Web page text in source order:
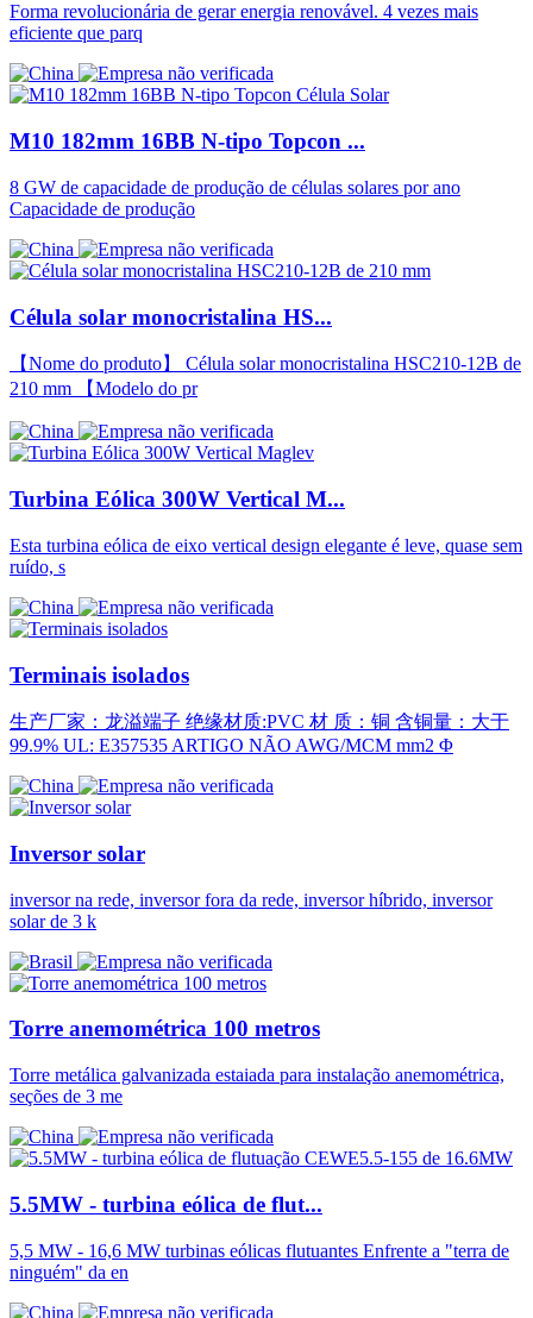
Forma revolucionária de gerar energia renovável. 4 vezes mais
eficiente que parq
M10 182mm 16BB N-tipo Topcon ...
8 GW de capacidade de produção de células solares por ano
Capacidade de produção
Célula solar monocristalina HS...
【Nome do produto】 Célula solar monocristalina HSC210-12B de
210 mm 【Modelo do pr
Turbina Eólica 300W Vertical M...
Esta turbina eólica de eixo vertical design elegante é leve, quase sem
ruído, s
Terminais isolados
生产厂家：龙溢端子 绝缘材质:PVC 材 质：铜 含铜量：大于
99.9% UL: E357535 ARTIGO NÃO AWG/MCM mm2 Φ
Inversor solar
inversor na rede, inversor fora da rede, inversor híbrido, inversor
solar de 3 k
Torre anemométrica 100 metros
Torre metálica galvanizada estaiada para instalação anemométrica,
seções de 3 me
5.5MW - turbina eólica de flut...
5,5 MW - 16,6 MW turbinas eólicas flutuantes Enfrente a "terra de
ninguém" da en